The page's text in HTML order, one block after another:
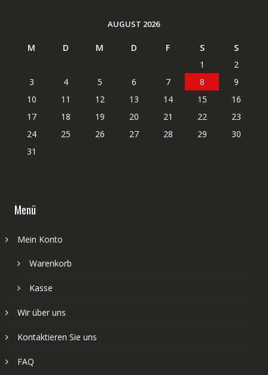
AUGUST 2026
M D M D F S
S
1
2
3
4 5 6 7 8
9
10
11 12 13 14 15
16
17
18 19 20 21 22
23
24
25 26 27 28 29
30
31
Menü
Mein Konto
Warenkorb
Kasse
Wir über uns
Kontaktieren Sie uns
FAQ